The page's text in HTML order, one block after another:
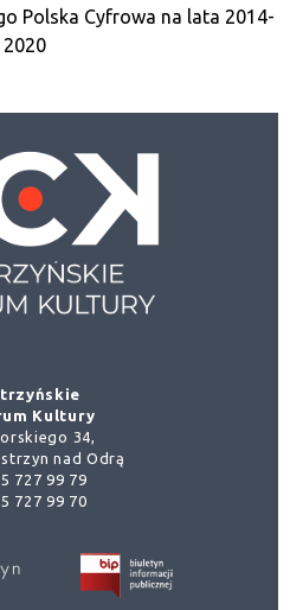
Polska Cyfrowa na lata 2014-
2020
Kultury
34,
nad Odrą
727 99 79
727 99 70